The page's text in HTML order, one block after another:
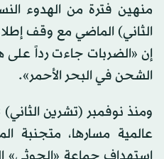
منهين فترة من الهدوء
الثاني) الماضي مع وقف
إن «الضربات جاءت رداً
الشحن في البحر الأحمر».
عالمية مسارها، متجنبة